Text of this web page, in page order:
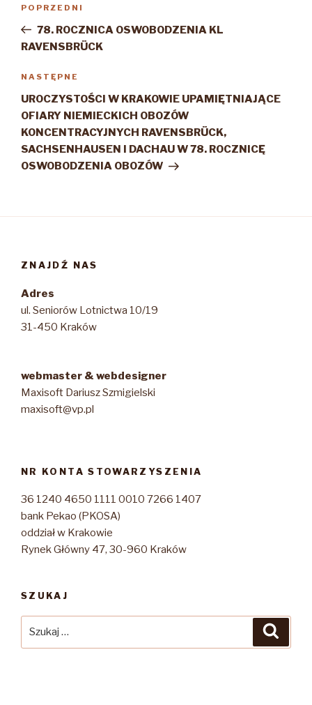
Poprzedni
wpis
POPRZEDNI
78. ROCZNICA OSWOBODZENIA KL
RAVENSBRÜCK
Następny
wpis
NASTĘPNE
UROCZYSTOŚCI W KRAKOWIE UPAMIĘTNIAJĄCE
OFIARY NIEMIECKICH OBOZÓW
KONCENTRACYJNYCH RAVENSBRÜCK,
SACHSENHAUSEN I DACHAU W 78. ROCZNICĘ
OSWOBODZENIA OBOZÓW
ZNAJDŹ NAS
Adres
ul. Seniorów Lotnictwa 10/19
31-450 Kraków
webmaster & webdesigner
Maxisoft Dariusz Szmigielski
maxisoft@vp.pl
NR KONTA STOWARZYSZENIA
36 1240 4650 1111 0010 7266 1407
bank Pekao (PKOSA)
oddział w Krakowie
Rynek Główny 47, 30-960 Kraków
SZUKAJ